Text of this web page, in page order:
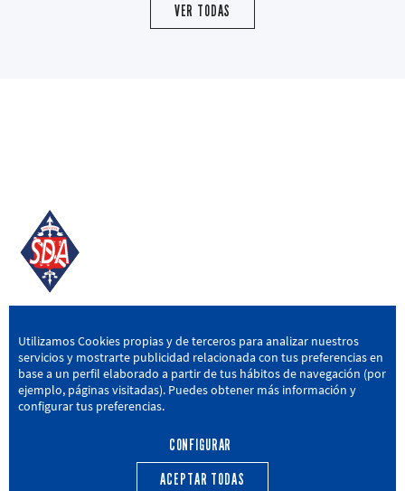
VER TODAS
SD AMOREBIETA
San Miguel Kalea, 16, 48340 Amorebieta, Bizkaia
946 604 751 | sda@sdamorebieta.eus
Utilizamos Cookies propias y de terceros para analizar nuestros
servicios y mostrarte publicidad relacionada con tus preferencias en
base a un perfil elaborado a partir de tus hábitos de navegación (por
ejemplo, páginas visitadas). Puedes obtener más información y
configurar tus preferencias.
CONFIGURAR
ACEPTAR TODAS